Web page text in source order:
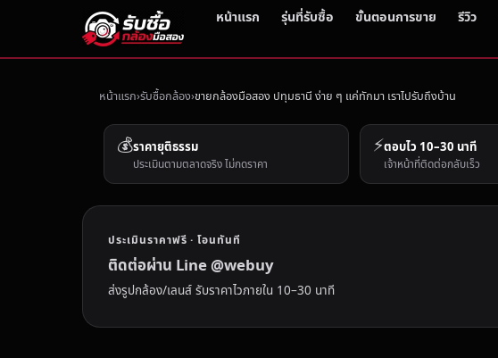
หน้าแรก รุ่นที่รับซื้อ ขั้นตอนการขาย รีวิว
หน้าแรก รับซื้อกล้อง ขายกล้องมือสอง ปทุมธานี ง่าย ๆ แค่ทักมา เราไปรับถึงบ้าน
💰ราคายุติธรรม
ประเมินตามตลาดจริง ไม่กดราคา
⚡ตอบไว 10–30 นาที
เจ้าหน้าที่ติดต่อกลับเร็ว
ประเมินราคาฟรี · โอนทันที
ติดต่อผ่าน Line @webuy
ส่งรูปกล้อง/เลนส์ รับราคาไวภายใน 10–30 นาที